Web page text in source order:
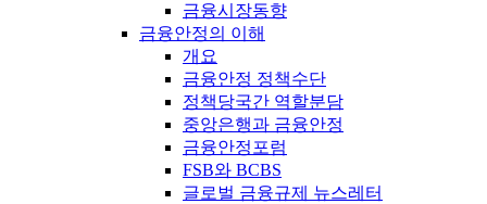
금융시장동향
금융안정의 이해
개요
금융안정 정책수단
정책당국간 역할분담
중앙은행과 금융안정
금융안정포럼
FSB와 BCBS
글로벌 금융규제 뉴스레터